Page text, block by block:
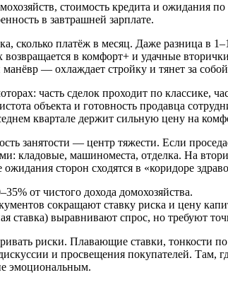
стоимость кредита и ожидания
в завтрашней зарплате.
сколько платёж в месяц. Даже разница в
возвращается в комфорт+ и удачные
— охлаждает стройку и тянет за
часть сделок проходит по классике,
объекта и готовность продавца
квартале держит сильную цену на
занятости — центр тяжести. Если
кладовые, машиноместа, отделка. На
ожидания сторон сходятся в «коридоре
от чистого дохода домохозяйства.
сокращают ставку риска и цену
ставка) выравнивают спрос, но требуют
риски. Плавающие ставки, тонкости
и просвещения покупателей. Там,
эмоциональным.